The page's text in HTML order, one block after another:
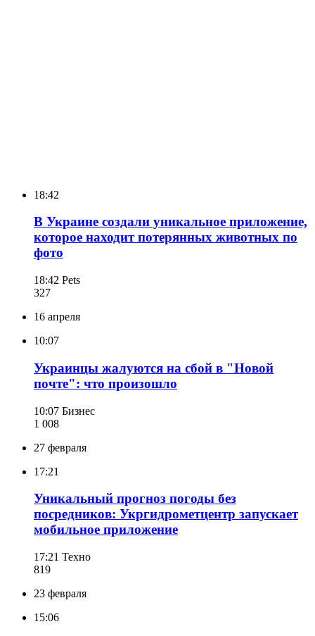
18:42
В Украине создали уникальное приложение,
которое находит потерянных животных по
фото
18:42 Pets
327
16 апреля
10:07
Украинцы жалуются на сбой в "Новой
почте": что произошло
10:07 Бизнес
1 008
27 февраля
17:21
Уникальный прогноз погоды без
посредников: Укргидрометцентр запускает
мобильное приложение
17:21 Техно
819
23 февраля
15:06